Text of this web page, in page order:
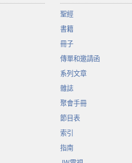
聖經
書籍
冊子
傳單和邀請函
系列文章
雜誌
聚會手冊
節目表
索引
指南